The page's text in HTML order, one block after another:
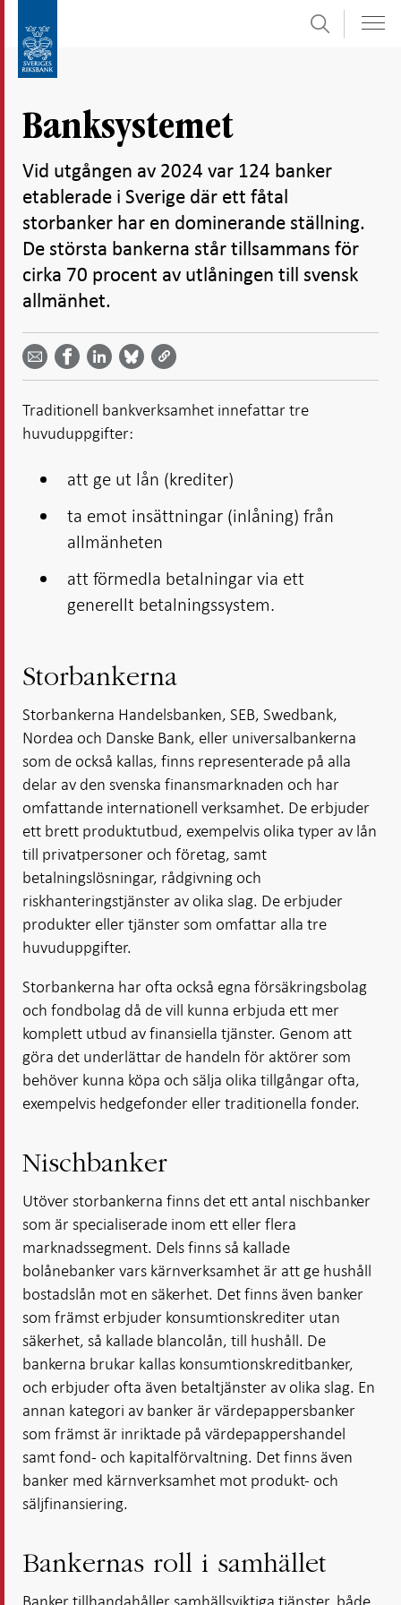
direkt
undersidor
Sök
Banksystemet
Vid utgången av 2024 var 124 banker
etablerade i Sverige där ett fåtal
storbanker har en dominerande ställning.
De största bankerna står tillsammans för
cirka 70 procent av utlåningen till svensk
allmänhet.
Dela
email -
Öppnas
i ny flik
Dela på
Facebook
- Öppnas
Dela på
LinkedIn
-
Öppnas
i ny flik
på
Bluesky
-
i ny flik
på
Twitter
-
i ny flik
Traditionell bankverksamhet innefattar tre
huvuduppgifter:
att ge ut lån (krediter)
ta emot insättningar (inlåning) från
allmänheten
att förmedla betalningar via ett
generellt betalningssystem.
Storbankerna
Storbankerna Handelsbanken, SEB, Swedbank,
Nordea och Danske Bank, eller universalbankerna
som de också kallas, finns representerade på alla
delar av den svenska finansmarknaden och har
omfattande internationell verksamhet. De erbjuder
ett brett produktutbud, exempelvis olika typer av lån
till privatpersoner och företag, samt
betalningslösningar, rådgivning och
riskhanteringstjänster av olika slag. De erbjuder
produkter eller tjänster som omfattar alla tre
huvuduppgifter.
Storbankerna har ofta också egna försäkringsbolag
och fondbolag då de vill kunna erbjuda ett mer
komplett utbud av finansiella tjänster. Genom att
göra det underlättar de handeln för aktörer som
behöver kunna köpa och sälja olika tillgångar ofta,
exempelvis hedgefonder eller traditionella fonder.
Nischbanker
Utöver storbankerna finns det ett antal nischbanker
som är specialiserade inom ett eller flera
marknadssegment. Dels finns så kallade
bolånebanker vars kärnverksamhet är att ge hushåll
bostadslån mot en säkerhet. Det finns även banker
som främst erbjuder konsumtionskrediter utan
säkerhet, så kallade blancolån, till hushåll. De
bankerna brukar kallas konsumtionskreditbanker,
och erbjuder ofta även betaltjänster av olika slag. En
annan kategori av banker är värdepappersbanker
som främst är inriktade på värdepappershandel
samt fond- och kapitalförvaltning. Det finns även
banker med kärnverksamhet mot produkt- och
säljfinansiering.
Bankernas roll i samhället